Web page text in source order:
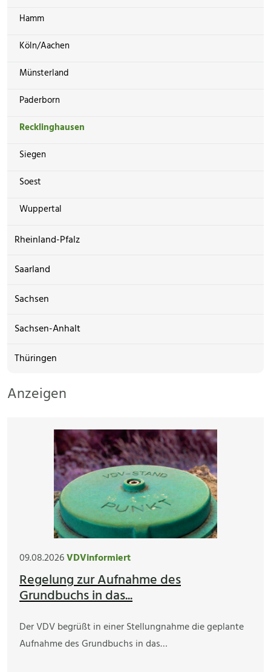
Hamm
Köln/Aachen
Münsterland
Paderborn
Recklinghausen
Siegen
Soest
Wuppertal
Rheinland-Pfalz
Saarland
Sachsen
Sachsen-Anhalt
Thüringen
Anzeigen
09.08.2026VDVinformiert
Regelung zur Aufnahme des
Grundbuchs in das...
Der VDV begrüßt in einer Stellungnahme die geplante
Aufnahme des Grundbuchs in das…